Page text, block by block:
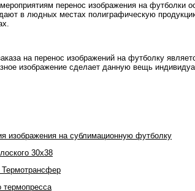
перенос изображения на футболки
в людных местах полиграфическую
на перенос изображений на футболку
изображение сделает данную вещь
изображения на сублимационную футболку
30х38
Термотрансфер
термопресса